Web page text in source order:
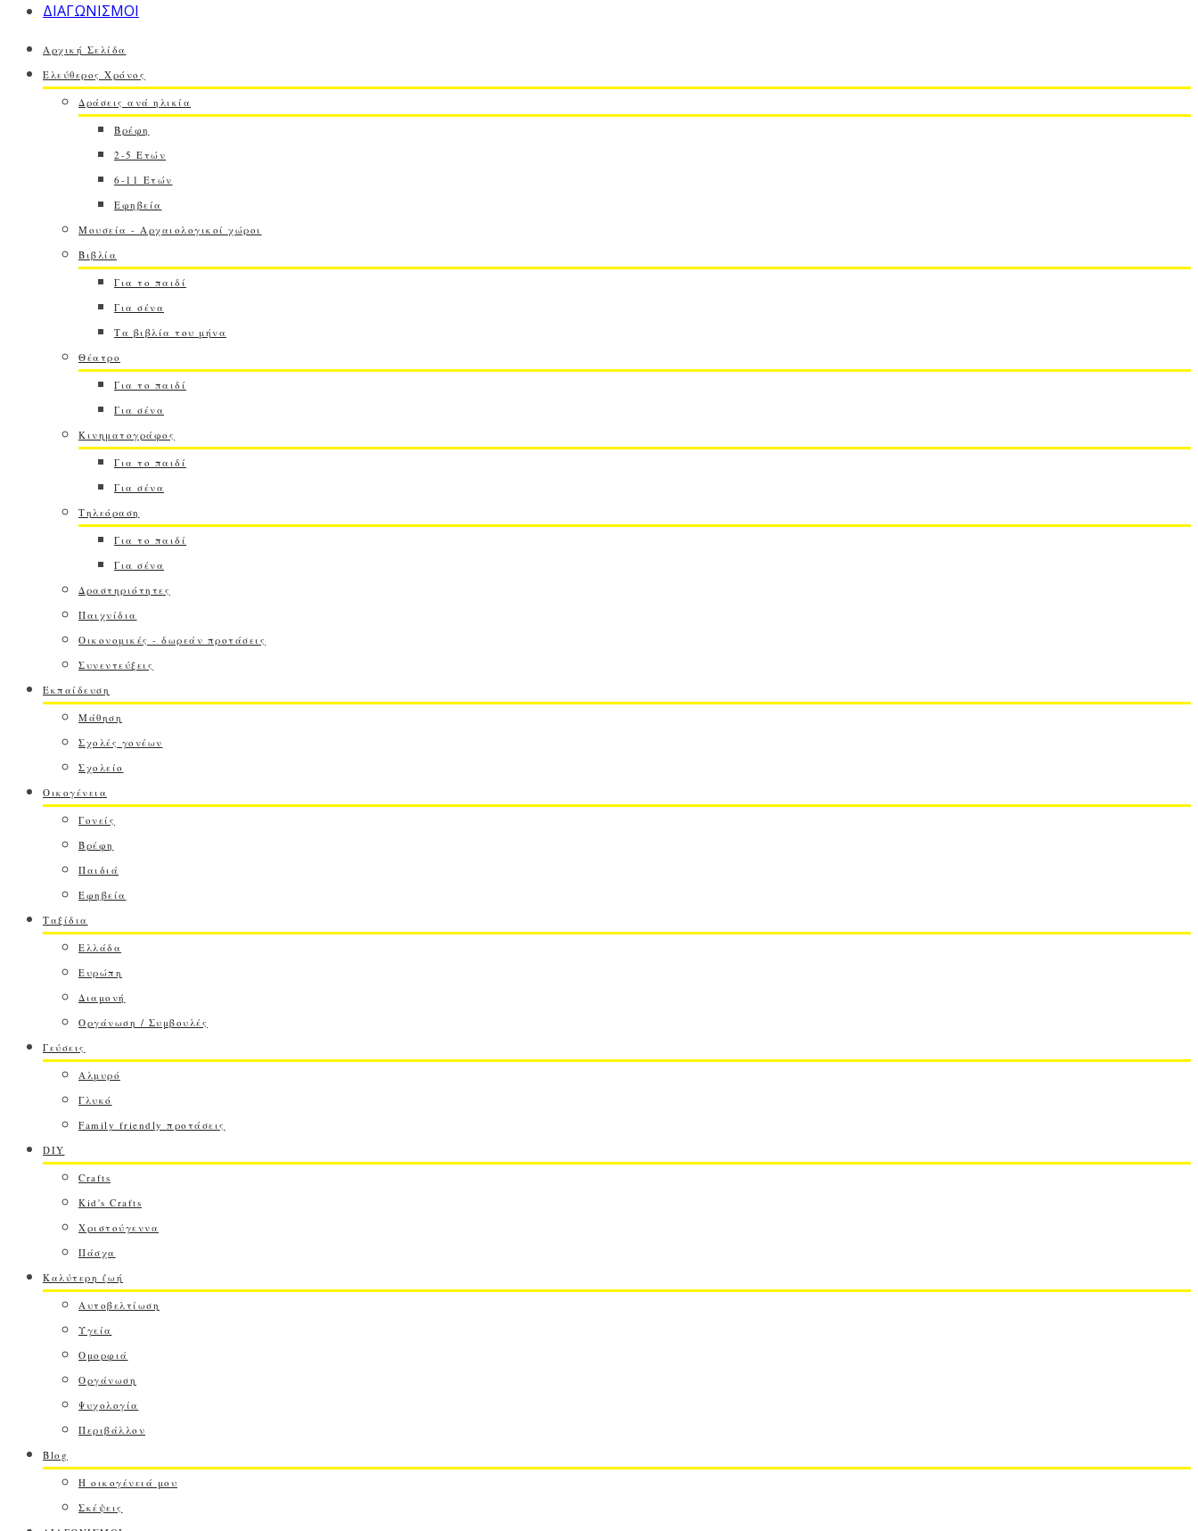
ΔΙΑΓΩΝΙΣΜΟΙ
Αρχική Σελίδα
Ελεύθερος Χρόνος
Δράσεις ανά ηλικία
Βρέφη
2-5 Ετών
6-11 Ετών
Εφηβεία
Μουσεία - Αρχαιολογικοί χώροι
Βιβλία
Για το παιδί
Για σένα
Τα βιβλία του μήνα
Θέατρο
Για το παιδί
Για σένα
Κινηματογράφος
Για το παιδί
Για σένα
Τηλεόραση
Για το παιδί
Για σένα
Δραστηριότητες
Παιχνίδια
Οικονομικές - δωρεάν προτάσεις
Συνεντεύξεις
Εκπαίδευση
Μάθηση
Σχολές γονέων
Σχολείο
Οικογένεια
Γονείς
Βρέφη
Παιδιά
Εφηβεία
Ταξίδια
Ελλάδα
Ευρώπη
Διαμονή
Οργάνωση / Συμβουλές
Γεύσεις
Αλμυρό
Γλυκό
Family friendly προτάσεις
DIY
Crafts
Kid's Crafts
Χριστούγεννα
Πάσχα
Καλύτερη ζωή
Αυτοβελτίωση
Υγεία
Ομορφιά
Οργάνωση
Ψυχολογία
Περιβάλλον
Blog
Η οικογένειά μου
Σκέψεις